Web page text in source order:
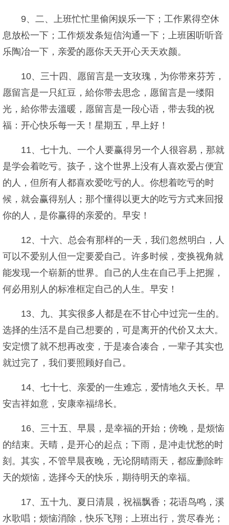
9、二、上班忙忙里偷闲娱乐一下；工作累得空休
息放松一下；工作烦发条短信沟通一下；上班困听听音
乐陶冶一下，亲爱的愿你天天开心天天欢颜。
10、三十四、愿留言是一支玫瑰，为你带來芬芳，
愿留言是一只紅豆，給你带去思念，愿留言是一缕阳
光，給你带去溫暖，愿留言是一段心语，带去我的祝
福：开心快乐每一天！星期五，早上好！
11、七十九、一个人要赢得另一个人很容易，那就
是学会着吃亏。孩子，这个世界上没有人喜欢爱占便宜
的人，但所有人都喜欢爱吃亏的人。你想着吃亏的时
候，就会赢得别人；那个懂得以更大的吃亏方式来回报
你的人，是你赢得的亲爱的。早安！
12、十六、总会有那样的一天，我们忽然明白，人
可以不爱别人但一定要爱自己。许多时候，变换视角就
能发现一个崭新的世界。自己的人生在自己手上把握，
何必用别人的标准框定自己的人生。早安！
13、九、其实很多人都是在不甘心中过完一生的。
选择的生活不是自己想要的，可是离开的代价又太大。
安定惯了就不想再改变，于是凑合凑合，一辈子其实也
就过完了，我们要照顾好自己。
14、七十七、亲爱的一生难忘，爱情地久天长。早
安吉祥如意，安康幸福绵长。
16、三十五、早晨，是幸福的开始；傍晚，是烦恼
的结束。天晴，是开心的起点；下雨，是冲走忧愁的时
刻。其实，不管早晨夜晚，无论阴晴雨天，都应删除昨
天的烦恼，选择今天的快乐，期待明天的幸福。
17、五十九、夏日清晨，祝福飘香；花语鸟鸣，溪
水歌唱；烦恼消除，快乐飞翔；上班出行，赏尽春光；